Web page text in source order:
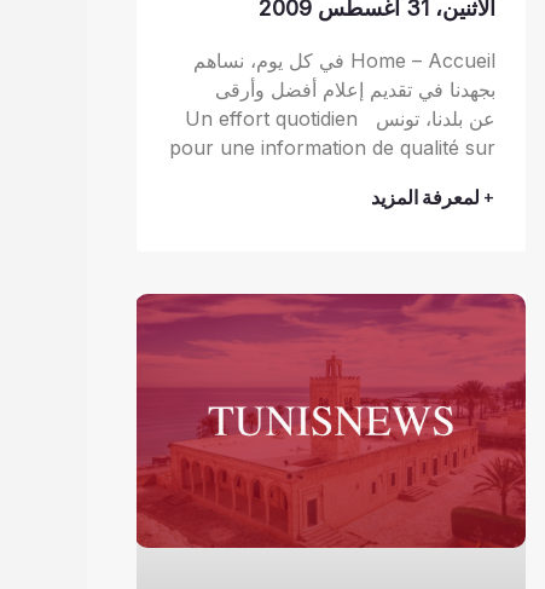
الاثنين، 31 أغسطس 2009
Home – Accueil في كل يوم، نساهم
بجهدنا في تقديم إعلام أفضل وأرقى
عن بلدنا، تونس Un effort quotidien
pour une information de qualité sur
+ لمعرفة المزيد